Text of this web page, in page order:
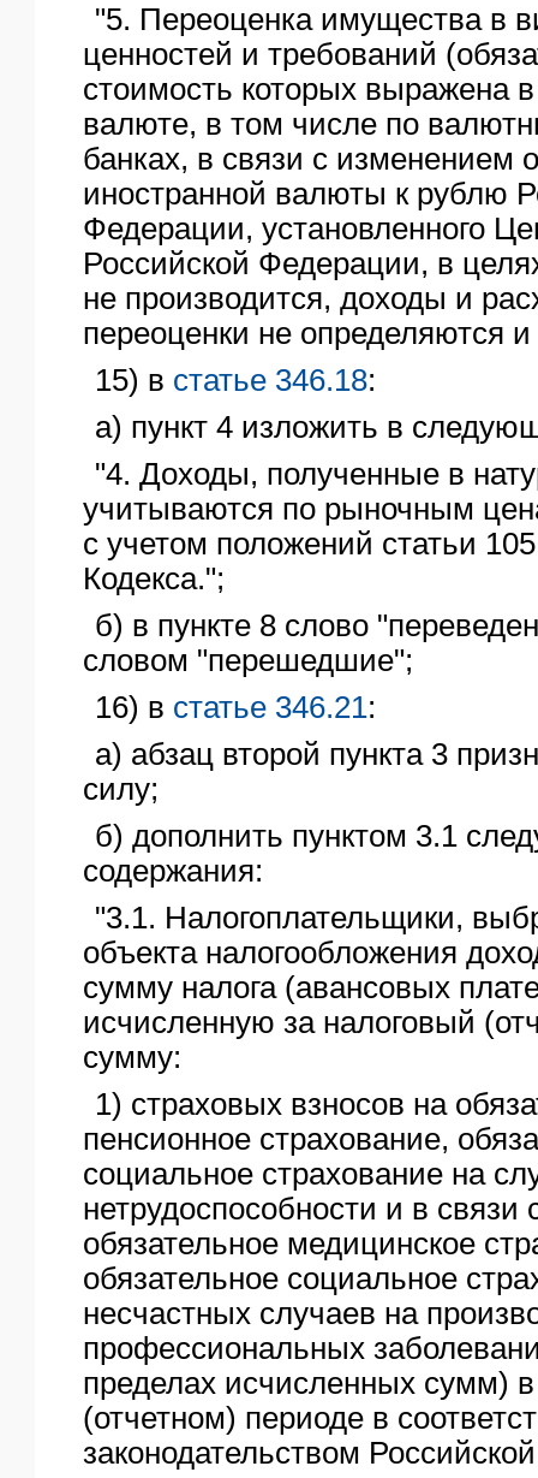
"5. Переоценка имущества в
ценностей и требований
стоимость которых выражена
валюте, в том числе по
банках, в связи с изменением
иностранной валюты к рублю
Федерации, установленного
Российской Федерации, в
не производится, доходы и
переоценки не определяются
15) в статье 346.18:
а) пункт 4 изложить в
"4. Доходы, полученные в
учитываются по рыночным
с учетом положений статьи
Кодекса.";
б) в пункте 8 слово
словом "перешедшие";
16) в статье 346.21 :
а) абзац второй пункта 3
силу;
б) дополнить пунктом 3.1
содержания:
"3.1. Налогоплательщики,
объекта налогообложения
сумму налога (авансовых
исчисленную за налоговый
сумму:
1) страховых взносов на
пенсионное страхование,
социальное страхование на
нетрудоспособности и в связи
обязательное медицинское
обязательное социальное
несчастных случаев на
профессиональных
пределах исчисленных сумм)
(отчетном) периоде в
законодательством